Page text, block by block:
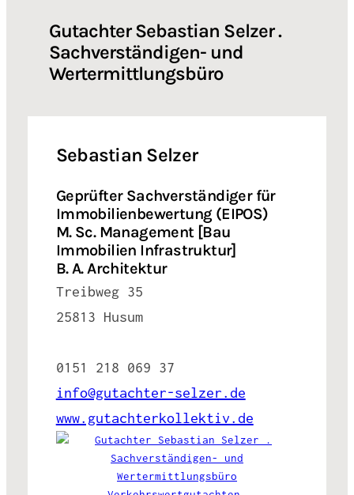
Gutachter Sebastian Selzer .
Sachverständigen- und
Wertermittlungsbüro
Sebastian Selzer
Geprüfter Sachverständiger für
Immobilienbewertung (EIPOS)
M. Sc. Management [Bau
Immobilien Infrastruktur]
B. A. Architektur
Treibweg 35
25813 Husum
0151 218 069 37
info@gutachter-selzer.de
www.gutachterkollektiv.de